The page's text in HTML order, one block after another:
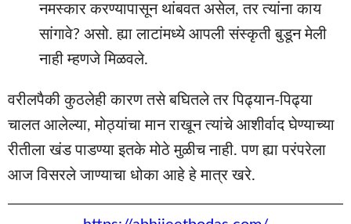
नमस्कार करण्यापासून थांबवत असेल, तर त्यांना काय
सांगावे? असो. ह्या लाटांमध्ये आपली संस्कृती बुडून मेली
नाही म्हणजे मिळवले.
वरीलपैकी कुठलेही कारण तसे बघितले तर पिढ्यान-पिढ्या
चालत आलेल्या, मोठ्यांचा मान राखून त्यांचे आशीर्वाद घेण्याच्या
रीतीला खंड पाडण्या इतके मोठे मुळीच नाही. पण ह्या परंपरेला
आज विसरले जाण्याचा धोका आहे हे मात्र खरे.